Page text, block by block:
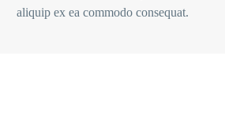
aliquip ex ea commodo consequat.